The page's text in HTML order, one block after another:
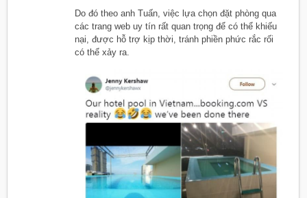
Do đó theo anh Tuấn, việc lựa chọn đặt phòng qua
các trang web uy tín rất quan trọng để có thể khiếu
nại, được hỗ trợ kịp thời, tránh phiền phức rắc rối
có thể xảy ra.